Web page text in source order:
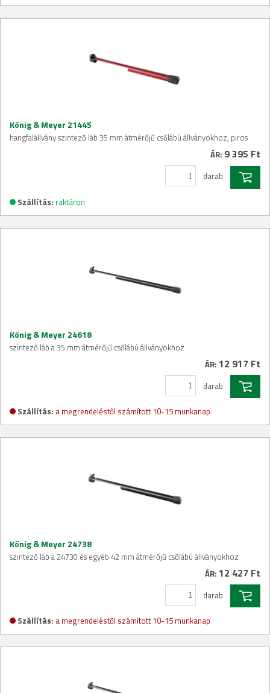
König & Meyer 21445
hangfalállvány szintező láb 35 mm átmérőjű csőlábú állványokhoz, piros
ÁR: 9 395 Ft
darab
Szállítás: raktáron
König & Meyer 24618
szintező láb a 35 mm átmérőjű csőlábú állványokhoz
ÁR: 12 917 Ft
darab
Szállítás: a megrendeléstől számított 10-15 munkanap
König & Meyer 24738
szintező láb a 24730 és egyéb 42 mm átmérőjű csőlábú állványokhoz
ÁR: 12 427 Ft
darab
Szállítás: a megrendeléstől számított 10-15 munkanap